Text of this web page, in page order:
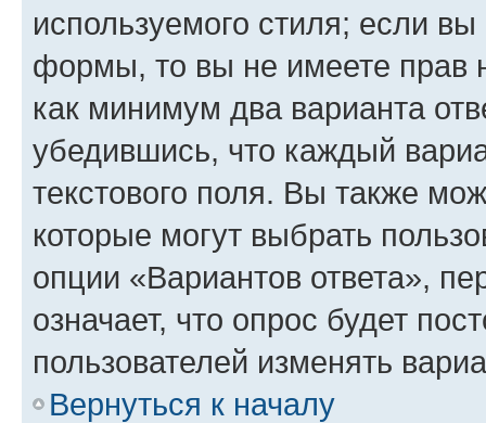
используемого стиля; если
формы, то вы не имеете прав
как минимум два варианта
убедившись, что каждый
текстового поля. Вы также
которые могут выбрать
опции «Вариантов ответа»,
означает, что опрос будет
пользователей изменять
Вернуться к началу